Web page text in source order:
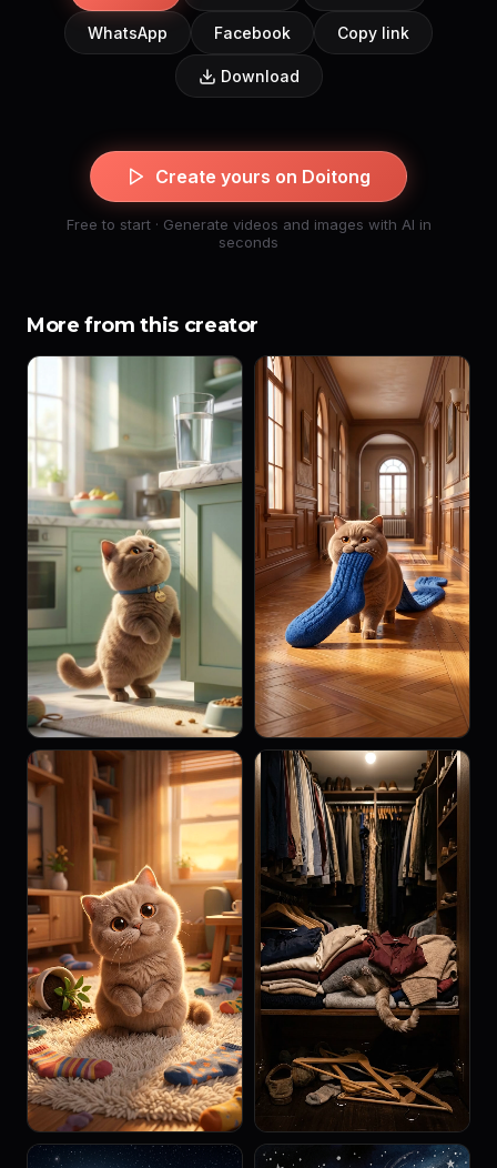
WhatsApp Facebook Copy link
Download
Create yours on Doitong
Free to start · Generate videos and images with AI in
seconds
More from this creator